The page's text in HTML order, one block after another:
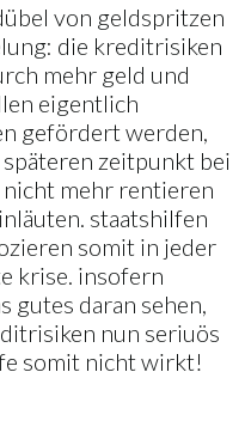
von geldspritzen
die kreditrisiken
mehr geld und
eigentlich
gefördert werden,
zeitpunkt bei
mehr rentieren
staatshilfen
somit in jeder
krise. insofern
gutes daran sehen,
nun seriuös
somit nicht wirkt!